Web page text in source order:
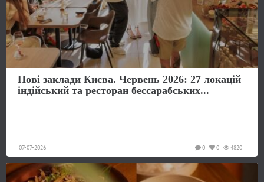
Нові заклади Києва. Червень 2026: 27 локацій
індійський та ресторан бессарабських...
07-07-2026 4820
0
0